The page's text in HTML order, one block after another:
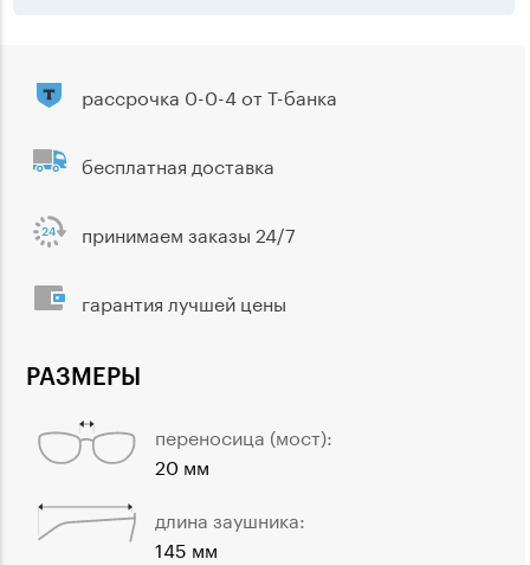
РАЗМЕРЫ
переносица (мост):
20 мм
длина заушника:
145 мм
рассрочка 0-0-4 от Т-банка
бесплатная доставка
принимаем заказы 24/7
гарантия лучшей цены